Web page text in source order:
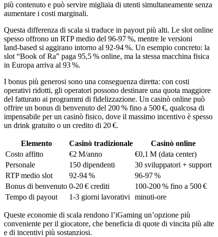
più contenuto e può servire migliaia di utenti simultaneamente senza
aumentare i costi marginali.
Questa differenza di scala si traduce in payout più alti. Le slot online
spesso offrono un RTP medio del 96‑97 %, mentre le versioni
land‑based si aggirano intorno al 92‑94 %. Un esempio concreto: la
slot “Book of Ra” paga 95,5 % online, ma la stessa macchina fisica
in Europa arriva al 93 %.
I bonus più generosi sono una conseguenza diretta: con costi
operativi ridotti, gli operatori possono destinare una quota maggiore
del fatturato ai programmi di fidelizzazione. Un casinò online può
offrire un bonus di benvenuto del 200 % fino a 500 €, qualcosa di
impensabile per un casinò fisico, dove il massimo incentivo è spesso
un drink gratuito o un credito di 20 €.
Elemento Casinò tradizionale
Casinò online
Costo affitto
€2 M/anno
€0,1 M (data center)
Personale
150 dipendenti
30 sviluppatori + support
RTP medio slot
92‑94 %
96‑97 %
Bonus di benvenuto 0‑20 € crediti
100‑200 % fino a 500 €
Tempo di payout
1‑3 giorni lavorativi minuti‑ore
Queste economie di scala rendono l’iGaming un’opzione più
conveniente per il giocatore, che beneficia di quote di vincita più alte
e di incentivi più sostanziosi.